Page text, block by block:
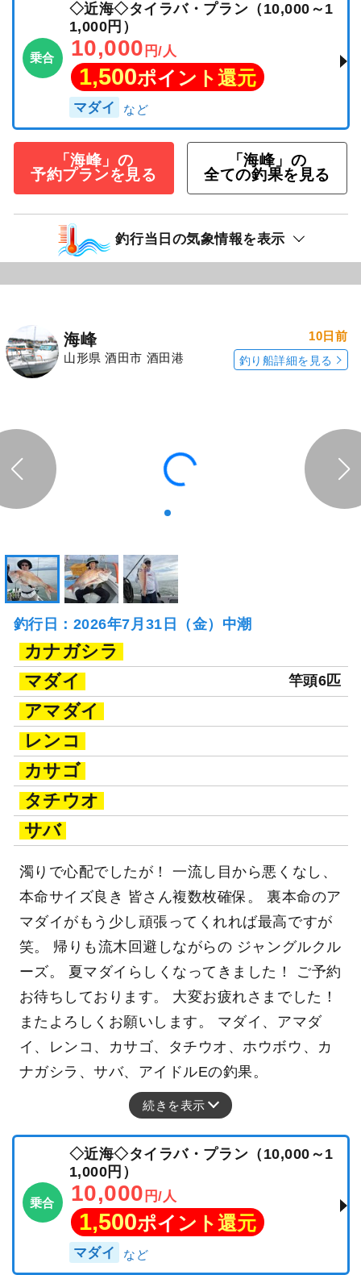
乗合
◇近海◇タイラバ・プラン（10,000～1
1,000円）
10,000 円/人
1,500ポイント還元
マダイ
「海峰」の
予約プランを見る
「海峰」の
全ての釣果を見る
釣行当日の気象情報を表示
海峰
山形県 酒田市 酒田港
10日前
釣り船詳細を見る
釣行日：2026年7月31日（金）中潮
カナガシラ
マダイ
竿頭6匹
アマダイ
レンコ
カサゴ
タチウオ
サバ
濁りで心配でしたが！ 一流し目から悪くなし、
本命サイズ良き 皆さん複数枚確保。 裏本命のア
マダイがもう少し頑張ってくれれば最高ですが
笑。 帰りも流木回避しながらの ジャングルクル
ーズ。 夏マダイらしくなってきました！ ご予約
お待ちしております。 大変お疲れさまでした！
またよろしくお願いします。 マダイ、アマダ
イ、レンコ、カサゴ、タチウオ、ホウボウ、カ
ナガシラ、サバ、アイドルEの釣果。
続きを表示
乗合
◇近海◇タイラバ・プラン（10,000～1
1,000円）
10,000 円/人
1,500ポイント還元
マダイ